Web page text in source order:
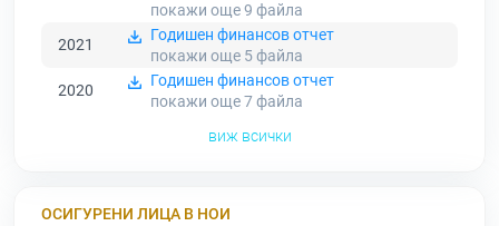
покажи още 9 файла
2021
Годишен финансов отчет
покажи още 5файла
2020
Годишен финансов отчет
покажи още 7файла
виж всички
ОСИГУРЕНИ ЛИЦА В НОИ